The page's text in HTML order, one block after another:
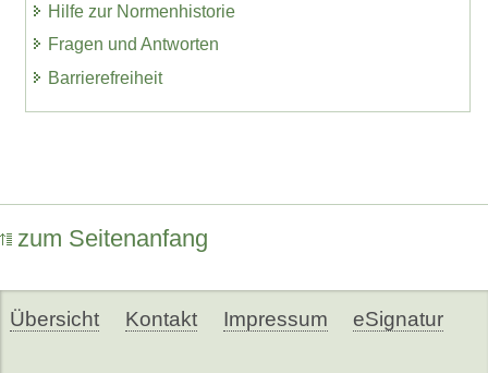
Hilfe zur Normenhistorie
Fragen und Antworten
Barrierefreiheit
zum Seitenanfang
Übersicht Kontakt Impressum eSignatur